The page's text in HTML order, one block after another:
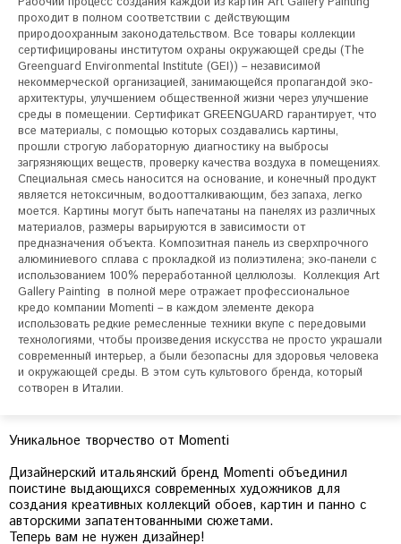
проходит в полном соответствии с действующим
природоохранным законодательством. Все товары коллекции
сертифицированы институтом охраны окружающей среды (The
Greenguard Environmental Institute (GEI)) – независимой
некоммерческой организацией, занимающейся пропагандой эко-
архитектуры, улучшением общественной жизни через улучшение
среды в помещении. Сертификат GREENGUARD гарантирует, что
все материалы, с помощью которых создавались картины,
прошли строгую лабораторную диагностику на выбросы
загрязняющих веществ, проверку качества воздуха в помещениях.
Специальная смесь наносится на основание, и конечный продукт
является нетоксичным, водоотталкивающим, без запаха, легко
моется. Картины могут быть напечатаны на панелях из различных
материалов, размеры варьируются в зависимости от
предназначения объекта. Композитная панель из сверхпрочного
алюминиевого сплава с прокладкой из полиэтилена; эко-панели с
использованием 100% переработанной целлюлозы.  Коллекция Art
Gallery Painting  в полной мере отражает профессиональное
кредо компании Momenti – в каждом элементе декора
использовать редкие ремесленные техники вкупе с передовыми
технологиями, чтобы произведения искусства не просто украшали
современный интерьер, а были безопасны для здоровья человека
и окружающей среды. В этом суть культового бренда, который
сотворен в Италии.
Уникальное творчество от Momenti
Дизайнерский итальянский бренд Momenti объединил
поистине выдающихся современных художников для
создания креативных коллекций обоев, картин и панно с
авторскими запатентованными сюжетами.
Теперь вам не нужен дизайнер!